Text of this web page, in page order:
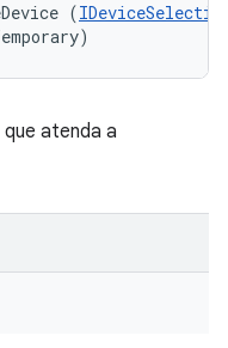
(
atenda a